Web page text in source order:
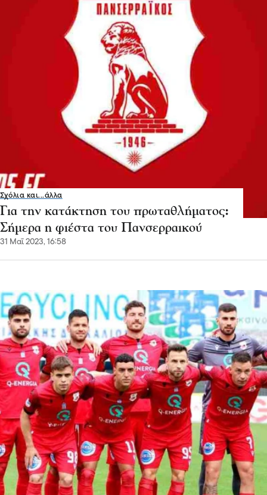
Σχόλια και...άλλα
Για την κατάκτηση του πρωταθλήματος:
Σήμερα η φιέστα του Πανσερραικού
31 Μαΐ 2023, 16:58